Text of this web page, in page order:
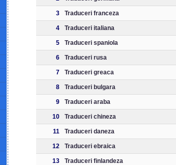
3 Traduceri franceza
4 Traduceri italiana
5 Traduceri spaniola
6 Traduceri rusa
7 Traduceri greaca
8 Traduceri bulgara
9 Traduceri araba
10 Traduceri chineza
11 Traduceri daneza
12 Traduceri ebraica
13 Traduceri finlandeza